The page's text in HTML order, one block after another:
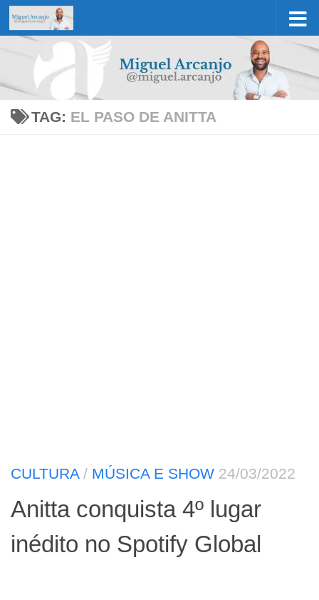
Skip to content
TAG: EL PASO DE ANITTA
CULTURA/ MÚSICA E SHOW 24/03/2022
Anitta conquista 4º lugar
inédito no Spotify Global